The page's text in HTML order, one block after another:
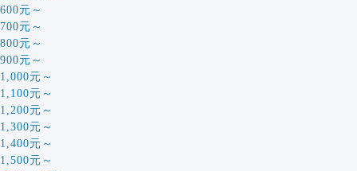
600元～
700元～
800元～
900元～
1,000元～
1,100元～
1,200元～
1,300元～
1,400元～
1,500元～